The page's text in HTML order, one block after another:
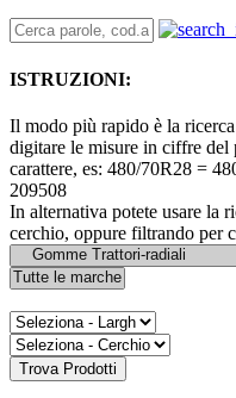
ISTRUZIONI:
Il modo più rapido è la
digitare le misure in ciffre
carattere, es: 480/70R28 =
209508
In alternativa potete usare la
cerchio, oppure filtrando per